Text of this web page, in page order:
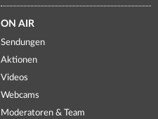
ON AIR
Sendungen
Aktionen
Videos
Webcams
Moderatoren & Team